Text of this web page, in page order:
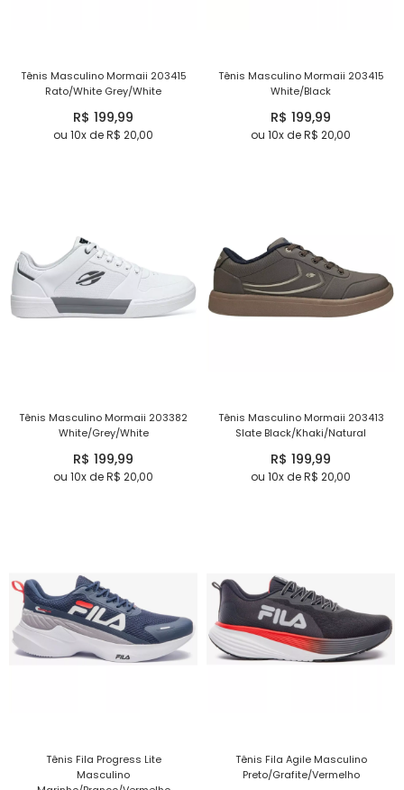
Tênis Masculino Mormaii 203415
Rato/White Grey/White
R$ 199,99
ou 10x de R$ 20,00
Tênis Masculino Mormaii 203415
White/Black
R$ 199,99
ou 10x de R$ 20,00
Tênis Masculino Mormaii 203382
White/Grey/White
R$ 199,99
ou 10x de R$ 20,00
Tênis Masculino Mormaii 203413
Slate Black/Khaki/Natural
R$ 199,99
ou 10x de R$ 20,00
Tênis Fila Progress Lite
Masculino
Tênis Fila Agile Masculino
Preto/Grafite/Vermelho